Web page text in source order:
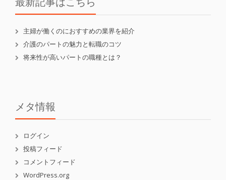
主婦が働くのにおすすめの業界を紹介
介護のパートの魅力と転職のコツ
将来性が高いパートの職種とは？
メタ情報
ログイン
投稿フィード
コメントフィード
WordPress.org